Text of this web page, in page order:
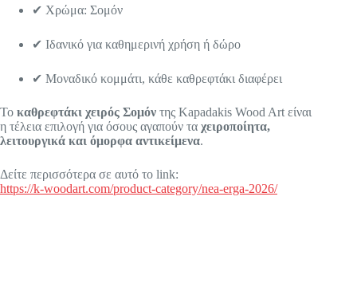
✔ Χρώμα: Σομόν
✔ Ιδανικό για καθημερινή χρήση ή δώρο
✔ Μοναδικό κομμάτι, κάθε καθρεφτάκι διαφέρει
Το καθρεφτάκι χειρός Σομόν της Kapadakis Wood Art είναι
η τέλεια επιλογή για όσους αγαπούν τα χειροποίητα,
λειτουργικά και όμορφα αντικείμενα.
Δείτε περισσότερα σε αυτό το link:
https://k-woodart.com/product-category/nea-erga-2026/